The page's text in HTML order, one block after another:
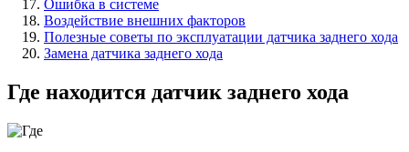
Ошибка в системе
Воздействие внешних факторов
Полезные советы по эксплуатации датчика заднего хода
Замена датчика заднего хода
Где находится датчик заднего хода